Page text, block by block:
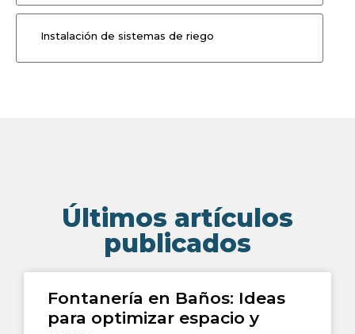
Instalación de sistemas de riego
Últimos artículos
publicados
Fontanería en Baños: Ideas
para optimizar espacio y